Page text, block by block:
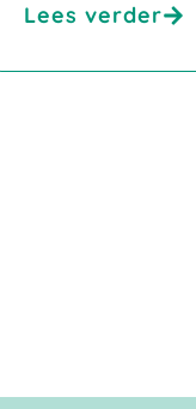
Lees verder